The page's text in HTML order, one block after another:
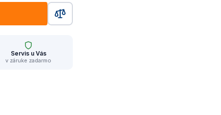
Servis u Vás
v záruke zadarmo